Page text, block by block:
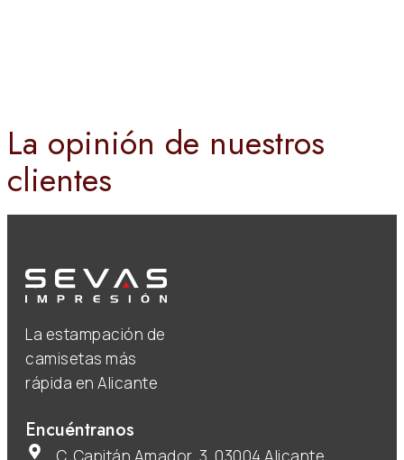
La opinión de nuestros
clientes
La estampación de
camisetas más
rápida en Alicante
Encuéntranos